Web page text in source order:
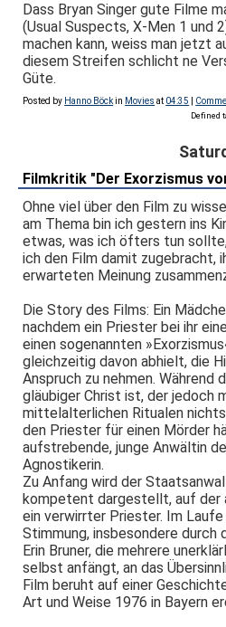
Dass Bryan Singer gute Filme
(Usual Suspects, X-Men 1 und
machen kann, weiss man jetzt
diesem Streifen schlicht ne
Güte.
Posted by Hanno Böckin Movies at 04:35
Defined
Filmkritik "Der Exorzismus
Ohne viel über den Film zu
am Thema bin ich gestern ins
etwas, was ich öfters tun
ich den Film damit zugebracht,
erwarteten Meinung
Die Story des Films: Ein
nachdem ein Priester bei ihr
einen sogenannten
gleichzeitig davon abhielt, die
Anspruch zu nehmen. Während
gläubiger Christ ist, der jedoch
mittelalterlichen Ritualen
den Priester für einen Mörder
aufstrebende, junge Anwältin
Agnostikerin.
Zu Anfang wird der
kompetent dargestellt, auf der
ein verwirrter Priester. Im
Stimmung, insbesondere durch
Erin Bruner, die mehrere
selbst anfängt, an das
Film beruht auf einer
Art und Weise 1976 in Bayern